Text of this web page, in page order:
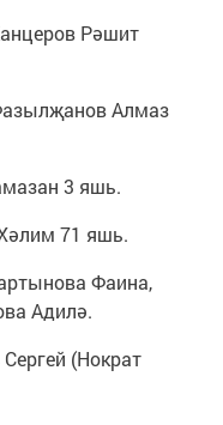
Рәшит
Алмаз
3 яшь.
71 яшь.
Фаина,
Адилә.
(Нократ